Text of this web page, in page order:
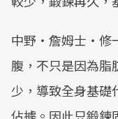
中野・詹姆士・修
腹，不只是因為脂
少，導致全身基礎